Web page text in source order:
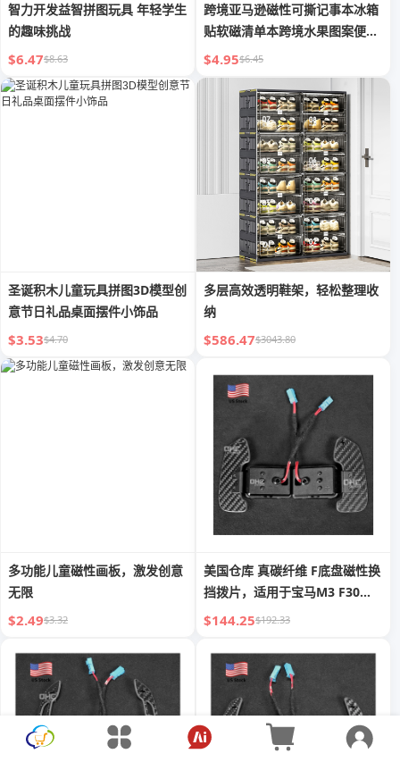
智力开发益智拼图玩具 年轻学生
的趣味挑战
$6.47$8.63
跨境亚马逊磁性可撕记事本冰箱
贴软磁清单本跨境水果图案便签
本
$4.95$6.45
圣诞积木儿童玩具拼图3D模型创
意节日礼品桌面摆件小饰品
$3.53$4.70
多层高效透明鞋架，轻松整理收
纳
$586.47$3043.80
多功能儿童磁性画板，激发创意
无限
$2.49$3.32
美国仓库 真碳纤维 F底盘磁性换
挡拨片，适用于宝马M3 F30
F32 F36 F22 M5 F10 F90 F91
$144.25$192.33